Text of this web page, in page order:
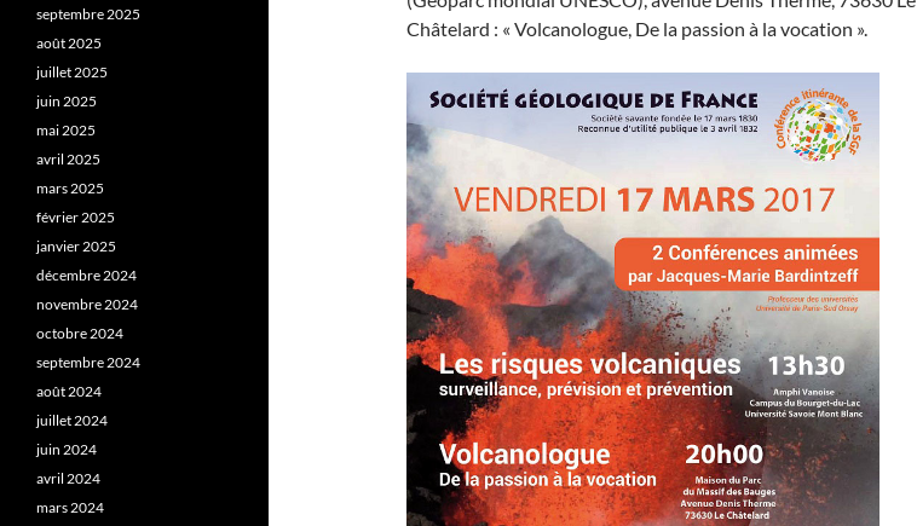
Châtelard : « Volcanologue, De la passion à la vocation ».
septembre 2025
août 2025
juillet 2025
juin 2025
mai 2025
avril 2025
mars 2025
février 2025
janvier 2025
décembre 2024
novembre 2024
octobre 2024
septembre 2024
août 2024
juillet 2024
juin 2024
avril 2024
mars 2024